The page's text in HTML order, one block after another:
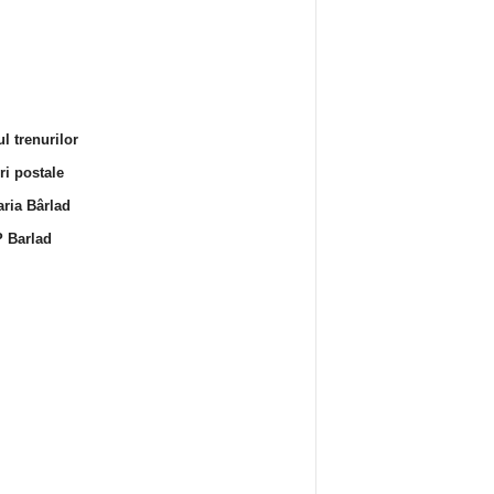
trenurilor
postale
Bârlad
Barlad